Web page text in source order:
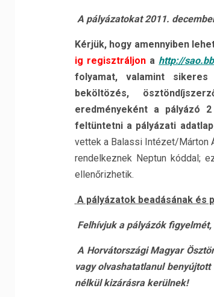
A pályázatokat 2011.
Kérjük, hogy amennyiben
ig regisztráljona http://
folyamat, valamint
beköltözés,
eredményeként a pályázó
feltüntetni a pályázati
vettek a Balassi Intézet/Márton
rendelkeznek Neptun kóddal;
ellenőrizhetik.
A pályázatok beadásának
Felhívjuk a pályázók
A Horvátországi Magyar
vagy olvashatatlanul benyújtott
nélkül kizárásra kerülnek!